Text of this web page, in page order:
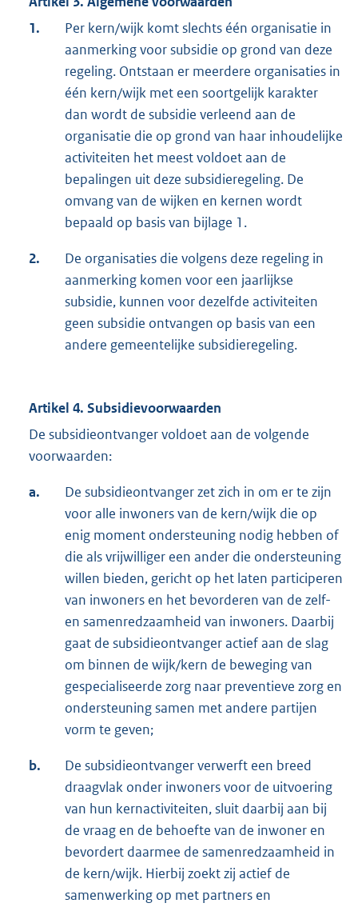
1.
Per kern/wijk komt slechts één organisatie in
aanmerking voor subsidie op grond van deze
regeling. Ontstaan er meerdere organisaties in
één kern/wijk met een soortgelijk karakter
dan wordt de subsidie verleend aan de
organisatie die op grond van haar inhoudelijke
activiteiten het meest voldoet aan de
bepalingen uit deze subsidieregeling. De
omvang van de wijken en kernen wordt
bepaald op basis van bijlage 1.
2.
De organisaties die volgens deze regeling in
aanmerking komen voor een jaarlijkse
subsidie, kunnen voor dezelfde activiteiten
geen subsidie ontvangen op basis van een
andere gemeentelijke subsidieregeling.
Artikel 4. Subsidievoorwaarden
De subsidieontvanger voldoet aan de volgende
voorwaarden:
a.
De subsidieontvanger zet zich in om er te zijn
voor alle inwoners van de kern/wijk die op
enig moment ondersteuning nodig hebben of
die als vrijwilliger een ander die ondersteuning
willen bieden, gericht op het laten participeren
van inwoners en het bevorderen van de zelf-
en samenredzaamheid van inwoners. Daarbij
gaat de subsidieontvanger actief aan de slag
om binnen de wijk/kern de beweging van
gespecialiseerde zorg naar preventieve zorg en
ondersteuning samen met andere partijen
vorm te geven;
b.
De subsidieontvanger verwerft een breed
draagvlak onder inwoners voor de uitvoering
van hun kernactiviteiten, sluit daarbij aan bij
de vraag en de behoefte van de inwoner en
bevordert daarmee de samenredzaamheid in
de kern/wijk. Hierbij zoekt zij actief de
samenwerking op met partners en